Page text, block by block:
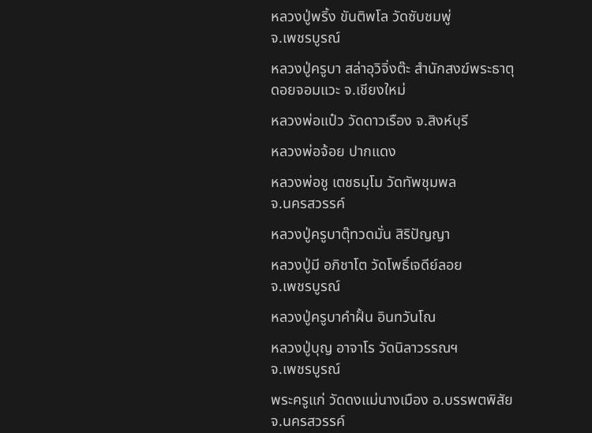
หลวงปู่พริ้ง ขันติพโล วัดซับชมพู่
จ.เพชรบูรณ์
หลวงปู่ครูบา สล่าอุวิจิ่งต๊ะ สำนักสงฆ์พระธาตุ
ดอยจอมแวะ จ.เชียงใหม่
หลวงพ่อแป๋ว วัดดาวเรือง จ.สิงห์บุรี
หลวงพ่อจ้อย ปากแดง
หลวงพ่อชู เตชธมฺโม วัดทัพชุมพล
จ.นครสวรรค์
หลวงปู่ครูบาตุ๊ทวดมั่น สิริปัญญา
หลวงปู่มี อภิชาโต วัดโพธิ์เจดีย์ลอย
จ.เพชรบูรณ์
หลวงปู่ครูบาคำฝั้น อินทวันโณ
หลวงปู่บุญ อาจาโร วัดนิลาวรรณฯ
จ.เพชรบูรณ์
พระครูแก่ วัดดงแม่นางเมือง อ.บรรพตพิสัย
จ.นครสวรรค์